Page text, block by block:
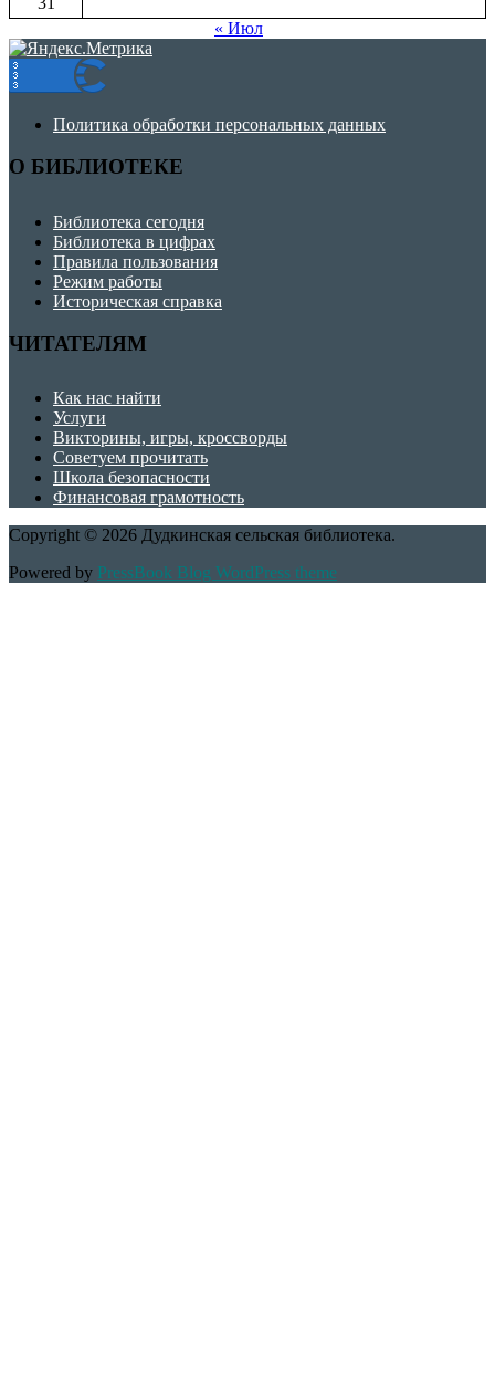
« Июл
Политика обработки персональных данных
О БИБЛИОТЕКЕ
Библиотека сегодня
Библиотека в цифрах
Правила пользования
Режим работы
Историческая справка
ЧИТАТЕЛЯМ
Как нас найти
Услуги
Викторины, игры, кроссворды
Советуем прочитать
Школа безопасности
Финансовая грамотность
Copyright © 2026 Дудкинская сельская библиотека.
Powered by PressBook Blog WordPress theme